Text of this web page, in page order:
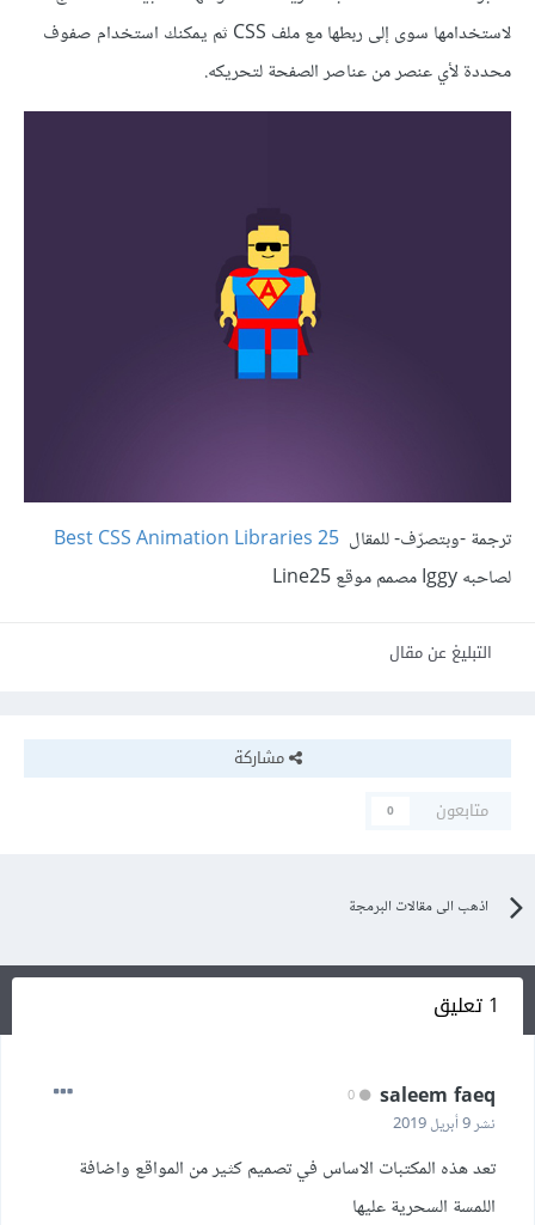
لاستخدامها سوى إلى ربطها مع ملف CSS ثم يمكنك استخدام صفوف
محددة لأي عنصر من عناصر الصفحة لتحريكه.
ترجمة -وبتصرّف- للمقال 25 Best CSS Animation Libraries
لصاحبه Iggy مصمم موقع Line25
التبليغ عن مقال
مشاركة
متابعون
0
اذهب الى مقالات البرمجة
1 تعليق
saleem faeq
نشر9 أبريل 2019
تعد هذه المكتبات الاساس في تصميم كثير من المواقع واضافة
اللمسة السحرية عليها